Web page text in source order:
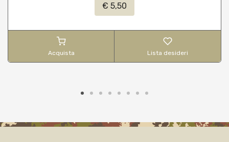
€ 5,50
Acquista Lista desideri